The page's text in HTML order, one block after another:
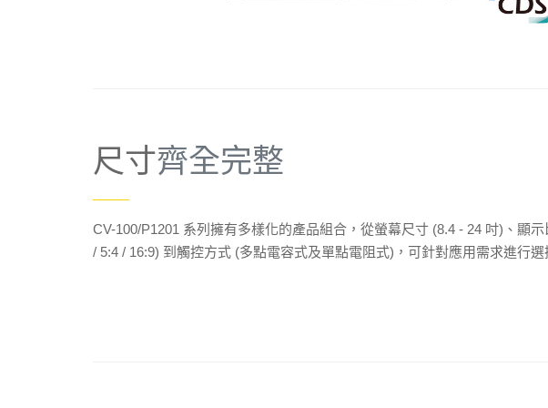
尺寸齊全完整
——
CV-100/P1201 系列擁有多樣化的產品組合，從螢幕尺寸 (8.4 - 24 吋)、顯示
/ 5:4 / 16:9) 到觸控方式 (多點電容式及單點電阻式)，可針對應用需求進行選